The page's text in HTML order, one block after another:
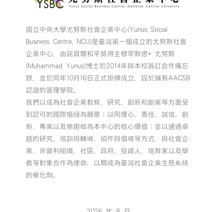
國立中央大學尤努斯社會企業中心(Yunus Social
Business Centre, NCU)是臺灣第一個成立的尤努斯社會
企業中心，由諾貝爾和平獎得主穆罕默德•尤努斯
(Muhammad Yunus)博士於2014年與本校簽訂合作備忘
錄，並於同年10月16日正式掛牌成立，設於擁有AACSB
認證的管理學院。
我們以成為社會企業教育、研究、創新和創業等方面受
到認可的國際樞紐為願景；以同理心、責任、誠信、創
新、專業以及樂趣做為本中心的核心價值；並以通過卓
越的研究、培訓與輔導、協作與倡導等方式，與社會企
業、非營利組織、社區、政府、投資人、培育家以及學
者等對象合作為使命，以期成為臺灣社會企業生態系統
的催化劑。